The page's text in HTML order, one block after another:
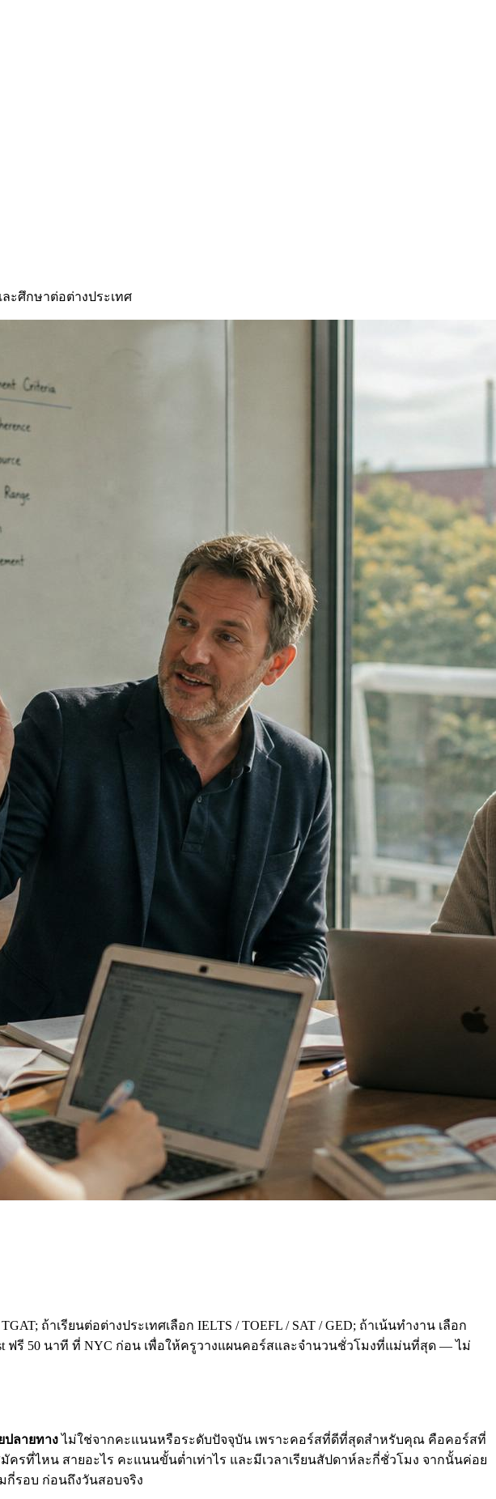
ะศึกษาต่อต่างประเทศ
ถ้าเรียนต่อต่างประเทศเลือก IELTS / TOEFL / SAT / GED; ถ้าเน้นทำงาน เลือก
Test ฟรี 50 นาที ที่ NYC ก่อน เพื่อให้ครูวางแผนคอร์สและจำนวนชั่วโมงที่แม่นที่สุด — ไม่
ปลายทางไม่ใช่จากคะแนนหรือระดับปัจจุบัน เพราะคอร์สที่ดีที่สุดสำหรับคุณ คือคอร์สที่
รที่ไหน สายอะไร คะแนนขั้นต่ำเท่าไร และมีเวลาเรียนสัปดาห์ละกี่ชั่วโมง จากนั้นค่อย
มกี่รอบ ก่อนถึงวันสอบจริง